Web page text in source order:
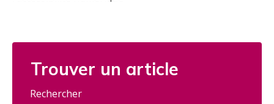
Trouver un article
Rechercher